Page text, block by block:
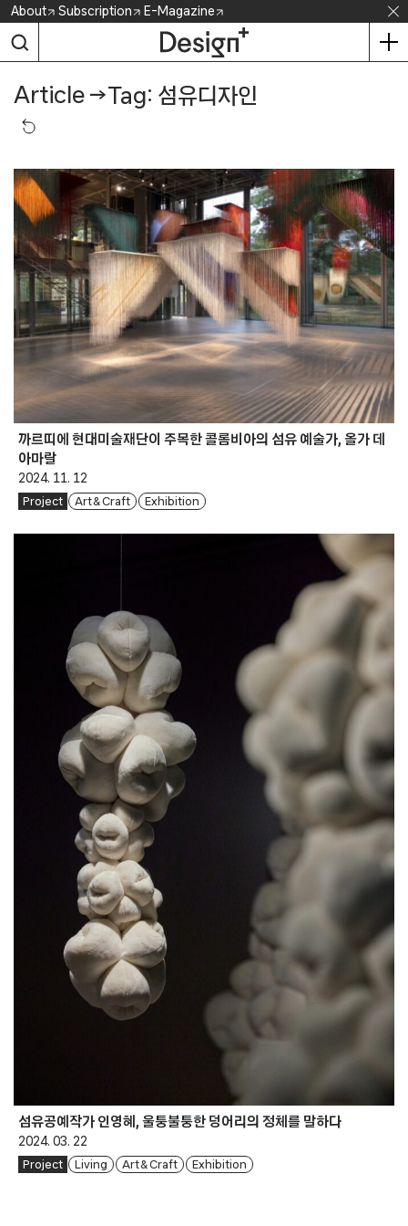
Skip
content
About Subscription E-Magazine
Article →Tag: 섬유디자인
까르띠에 현대미술재단이 주목한 콜롬비아의 섬유 예술가, 올가 데
아마랄
2024. 11. 12
Project Art & Craft Exhibition
섬유공예작가 인영혜, 울퉁불퉁한 덩어리의 정체를 말하다
2024. 03. 22
Project Living Art & Craft Exhibition